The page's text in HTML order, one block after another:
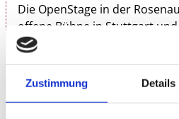
Zustimmung Details
Die OpenStage in der
offene Bühne in Stuttgart
vorsichtiger Versuch, in
Inzwischen wird die
sowohl von Künstler:innen